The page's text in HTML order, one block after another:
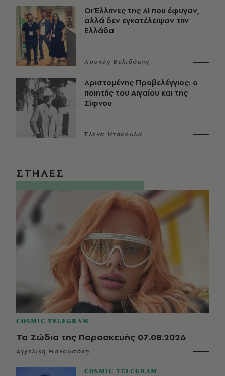
Οι Έλληνες της ΑΙ που έφυγαν,
αλλά δεν εγκατέλειψαν την
Ελλάδα
Λουκάς Βελιδάκης
Αριστομένης Προβελέγγιος: ο
ποιητής του Αιγαίου και της
Σίφνου
Έλενα Ντάκουλα
ΣΤΗΛΕΣ
COSMIC TELEGRAM
Τα Ζώδια της Παρασκευής 07.08.2026
Αγγελική Μανουσάκη
COSMIC TELEGRAM